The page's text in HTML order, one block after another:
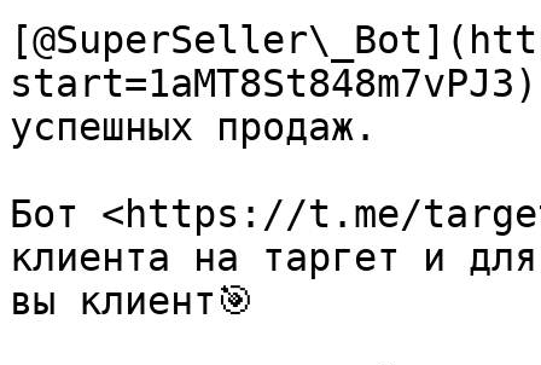
успешных продаж.
Бот <https://t.me/
клиента на таргет и
вы клиент🎯